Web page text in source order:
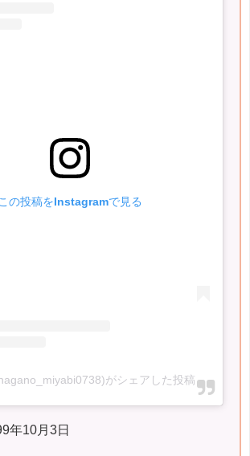
の投稿をInstagramで見る
がシェアした投稿
年10月3日